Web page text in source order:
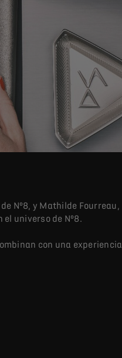
Nº8, y Mathilde Fourreau,
universo de Nº8.
con una experiencia